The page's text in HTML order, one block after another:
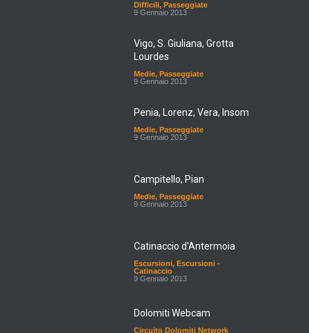
Difficili, Passeggiate
9 Gennaio 2013
Vigo, S. Giuliana, Grotta
Lourdes
Medie, Passeggiate
9 Gennaio 2013
Penia, Lorenz, Vera, Insom
Medie, Passeggiate
9 Gennaio 2013
Campitello, Pian
Medie, Passeggiate
9 Gennaio 2013
Catinaccio d'Antermoia
Escursioni, Escursioni -
Catinaccio
9 Gennaio 2013
Dolomiti Webcam
Circuito Dolomiti Network